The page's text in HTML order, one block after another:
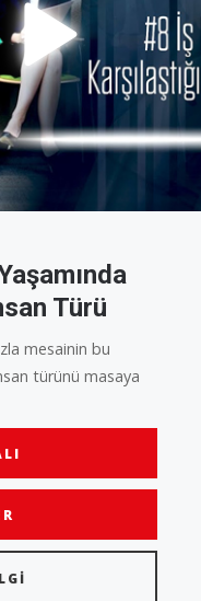
Türü
mesainin bu
türünü masaya